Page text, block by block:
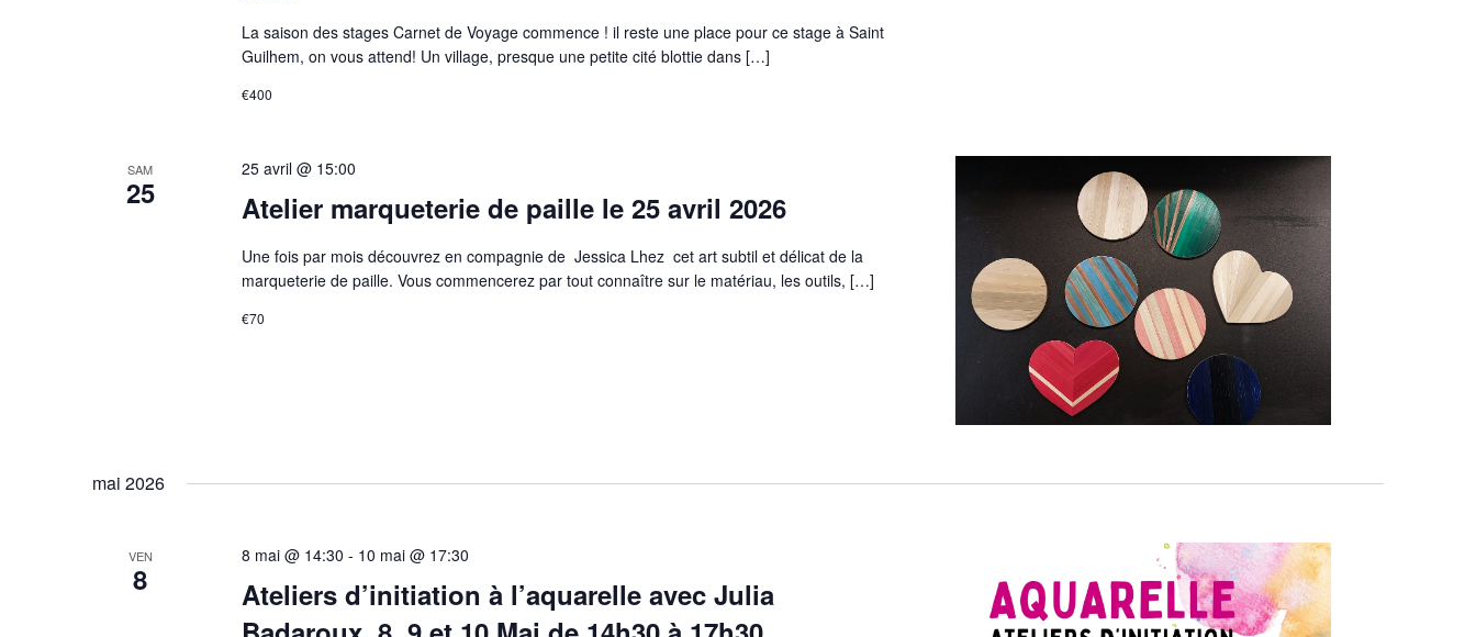
La saison des stages Carnet de Voyage commence ! il reste une place pour ce stage à Saint
Guilhem, on vous attend! Un village, presque une petite cité blottie dans […]
€400
SAM
25 Atelier marqueterie de paille le 25 avril 2026
25 avril @ 15:00
Une fois par mois découvrez en compagnie de Jessica Lhez cet art subtil et délicat de la
marqueterie de paille. Vous commencerez par tout connaître sur le matériau, les outils, […]
€70
mai 2026
VEN
8
Ateliers d’initiation à l’aquarelle avec Julia
8 mai @ 14:30 - 10 mai @ 17:30